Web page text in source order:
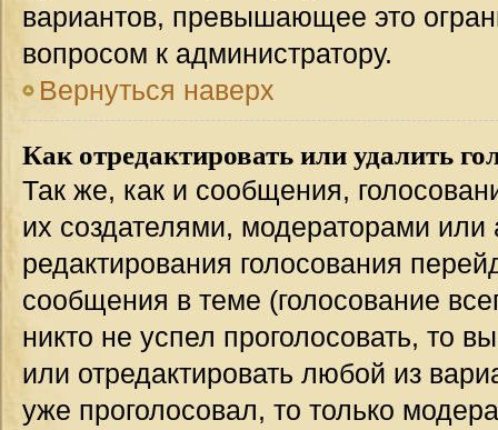
вариантов, превышающее это
вопросом к администратору.
Вернуться наверх
Как отредактировать или удалить
Так же, как и сообщения,
их создателями, модераторами
редактирования голосования
сообщения в теме (голосование
никто не успел проголосовать, то
или отредактировать любой из
уже проголосовал, то только